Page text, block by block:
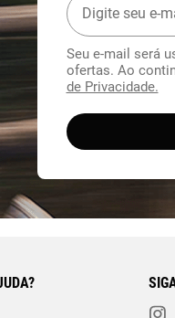
Seu e-mail será
ofertas. Ao
de Privacidade.